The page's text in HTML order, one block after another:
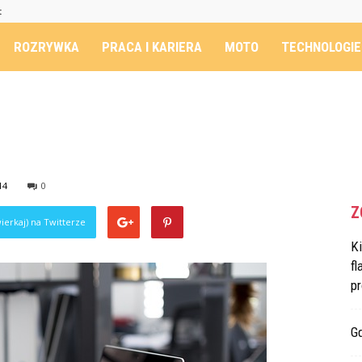
ROZRYWKA PRACA I KARIERA MOTO TECHNOLOGIE
0
na Twitterze